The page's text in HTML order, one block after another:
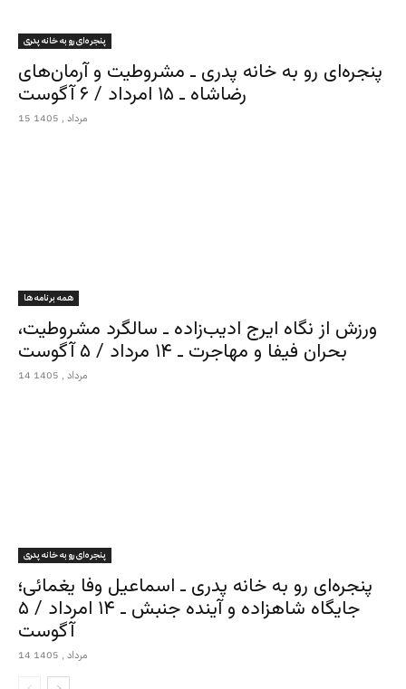
پنجره‌ای رو به خانه پدری
پنجره‌ای رو به خانه پدری ـ مشروطیت و آرمان‌های
رضاشاه ـ ۱۵ امرداد / ۶ آگوست
15 مرداد , 1405
همه برنامه ها
ورزش از نگاه ایرج ادیب‌زاده ـ سالگرد مشروطیت،
بحران فیفا و مهاجرت ـ ۱۴ مرداد / ۵ آگوست
14 مرداد , 1405
پنجره‌ای رو به خانه پدری
پنجره‌ای رو به خانه پدری ـ اسماعیل وفا یغمائی؛
جایگاه شاهزاده و آینده جنبش ـ ۱۴ امرداد / ۵
آگوست
14 مرداد , 1405